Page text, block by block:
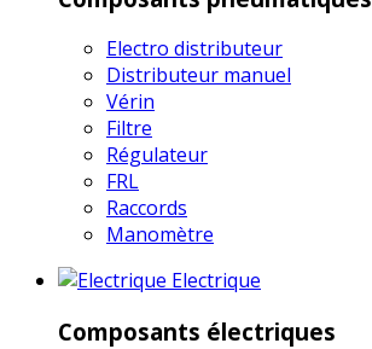
Electro distributeur
Distributeur manuel
Vérin
Filtre
Régulateur
FRL
Raccords
Manomètre
Electrique
Composants électriques